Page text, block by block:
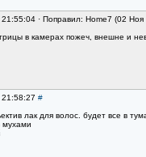
· Поправил: Home7 (02
в камерах пожеч, внешне и
#
лак для волос. будет все в
мухами